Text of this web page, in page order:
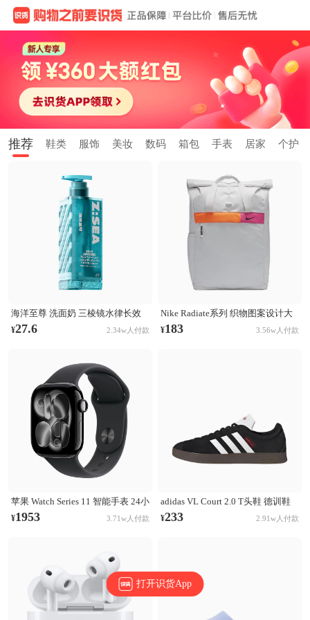
推荐 鞋类 服饰 美妆 数码 箱包 手表 居家 个护
海洋至尊 洗面奶 三棱镜水律长效
控油祛痘洗面奶 清洁黑头毛孔 控
¥27.6 2.34w人付款
Nike Radiate系列 织物图案设计大
容量训练运动双肩包 白彩虹
¥183 3.56w人付款
苹果 Watch Series 11 智能手表 24小
时续航升级 Ion-X玻璃技术 双倍抗
¥1953 3.71w人付款
adidas VL Court 2.0 T头鞋 德训鞋
板鞋 百搭轻便复古防滑耐磨轻运动
¥233 2.91w人付款
打开识货App